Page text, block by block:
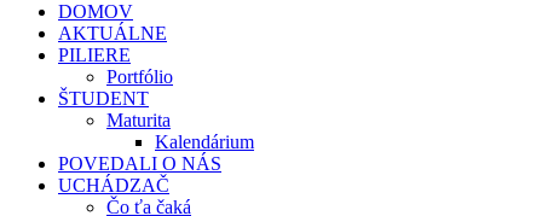
DOMOV
AKTUÁLNE
PILIERE
Portfólio
ŠTUDENT
Maturita
Kalendárium
POVEDALI O NÁS
UCHÁDZAČ
Čo ťa čaká